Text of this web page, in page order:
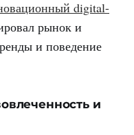
digital-
рынок и
и поведение
и